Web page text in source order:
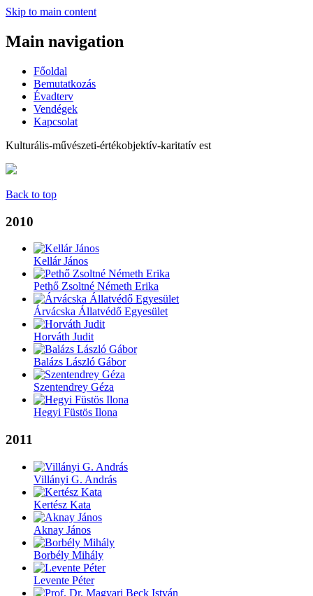
Skip to main content
Main navigation
Főoldal
Bemutatkozás
Évadterv
Vendégek
Kapcsolat
Kulturális-művészeti-értékobjektív-karitatív est
Back to top
2010
Kellár János
Pethő Zsoltné Németh Erika
Árvácska Állatvédő Egyesület
Horváth Judit
Balázs László Gábor
Szentendrey Géza
Hegyi Füstös Ilona
2011
Villányi G. András
Kertész Kata
Aknay János
Borbély Mihály
Levente Péter